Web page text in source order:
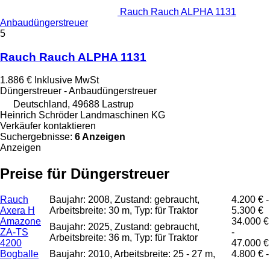
Rauch Rauch ALPHA 1131
Anbaudüngerstreuer
5
Rauch Rauch ALPHA 1131
1.886 € Inklusive MwSt
Düngerstreuer - Anbaudüngerstreuer
Deutschland, 49688 Lastrup
Heinrich Schröder Landmaschinen KG
Verkäufer kontaktieren
Suchergebnisse: 6 Anzeigen
Anzeigen
Preise für Düngerstreuer
Rauch
Axera H
Baujahr: 2008, Zustand: gebraucht,
Arbeitsbreite: 30 m, Typ: für Traktor
4.200 € -
5.300 €
Amazone
ZA-TS
4200
Baujahr: 2025, Zustand: gebraucht,
Arbeitsbreite: 36 m, Typ: für Traktor
34.000 €
-
47.000 €
Bogballe
Baujahr: 2010, Arbeitsbreite: 25 - 27 m,
4.800 € -